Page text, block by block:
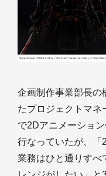
企画制作事業部長の
たプロジェクトマネ
で2Dアニメーショ
行なっていたが、「
業務はひと通りすべ